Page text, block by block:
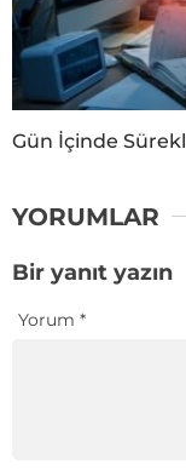
Gün İçinde
YORUMLAR
Bir yanıt yazın
Yorum *